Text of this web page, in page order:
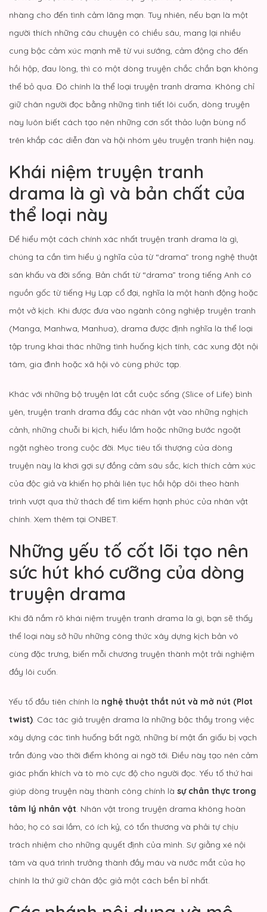
nhàng cho đến tình cảm lãng mạn. Tuy nhiên, nếu bạn là một
người thích những câu chuyện có chiều sâu, mang lại nhiều
cung bậc cảm xúc mạnh mẽ từ vui sướng, cảm động cho đến
hồi hộp, đau lòng, thì có một dòng truyện chắc chắn bạn không
thể bỏ qua. Đó chính là thể loại truyện tranh drama. Không chỉ
giữ chân người đọc bằng những tình tiết lôi cuốn, dòng truyện
này luôn biết cách tạo nên những cơn sốt thảo luận bùng nổ
trên khắp các diễn đàn và hội nhóm yêu truyện tranh hiện nay.
Khái niệm truyện tranh
drama là gì và bản chất của
thể loại này
Để hiểu một cách chính xác nhất truyện tranh drama là gì,
chúng ta cần tìm hiểu ý nghĩa của từ “drama” trong nghệ thuật
sân khấu và đời sống. Bản chất từ “drama” trong tiếng Anh có
nguồn gốc từ tiếng Hy Lạp cổ đại, nghĩa là một hành động hoặc
một vở kịch. Khi được đưa vào ngành công nghiệp truyện tranh
(Manga, Manhwa, Manhua), drama được định nghĩa là thể loại
tập trung khai thác những tình huống kịch tính, các xung đột nội
tâm, gia đình hoặc xã hội vô cùng phức tạp.
Khác với những bộ truyện lát cắt cuộc sống (Slice of Life) bình
yên, truyện tranh drama đẩy các nhân vật vào những nghịch
cảnh, những chuỗi bi kịch, hiểu lầm hoặc những bước ngoặt
ngặt nghèo trong cuộc đời. Mục tiêu tối thượng của dòng
truyện này là khơi gợi sự đồng cảm sâu sắc, kích thích cảm xúc
của độc giả và khiến họ phải liên tục hồi hộp dõi theo hành
trình vượt qua thử thách để tìm kiếm hạnh phúc của nhân vật
chính. Xem thêm tại ONBET.
Những yếu tố cốt lõi tạo nên
sức hút khó cưỡng của dòng
truyện drama
Khi đã nắm rõ khái niệm truyện tranh drama là gì, bạn sẽ thấy
thể loại này sở hữu những công thức xây dựng kịch bản vô
cùng đặc trưng, biến mỗi chương truyện thành một trải nghiệm
đầy lôi cuốn.
Yếu tố đầu tiên chính là nghệ thuật thắt nút và mở nút (Plot
twist). Các tác giả truyện drama là những bậc thầy trong việc
xây dựng các tình huống bất ngờ, những bí mật ẩn giấu bị vạch
trần đúng vào thời điểm không ai ngờ tới. Điều này tạo nên cảm
giác phấn khích và tò mò cực độ cho người đọc. Yếu tố thứ hai
giúp dòng truyện này thành công chính là sự chân thực trong
tâm lý nhân vật. Nhân vật trong truyện drama không hoàn
hảo; họ có sai lầm, có ích kỷ, có tổn thương và phải tự chịu
trách nhiệm cho những quyết định của mình. Sự giằng xé nội
tâm và quá trình trưởng thành đầy máu và nước mắt của họ
chính là thứ giữ chân độc giả một cách bền bỉ nhất.